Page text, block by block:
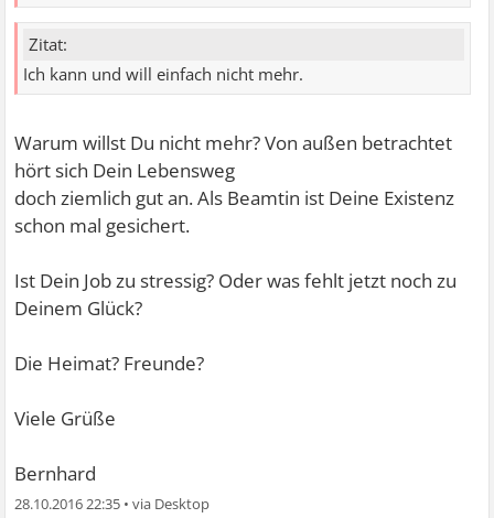
Zitat:
Ich kann und will einfach nicht mehr.
Warum willst Du nicht mehr? Von außen betrachtet
hört sich Dein Lebensweg
doch ziemlich gut an. Als Beamtin ist Deine Existenz
schon mal gesichert.
Ist Dein Job zu stressig? Oder was fehlt jetzt noch zu
Deinem Glück?
Die Heimat? Freunde?
Viele Grüße
Bernhard
28.10.2016 22:35 •